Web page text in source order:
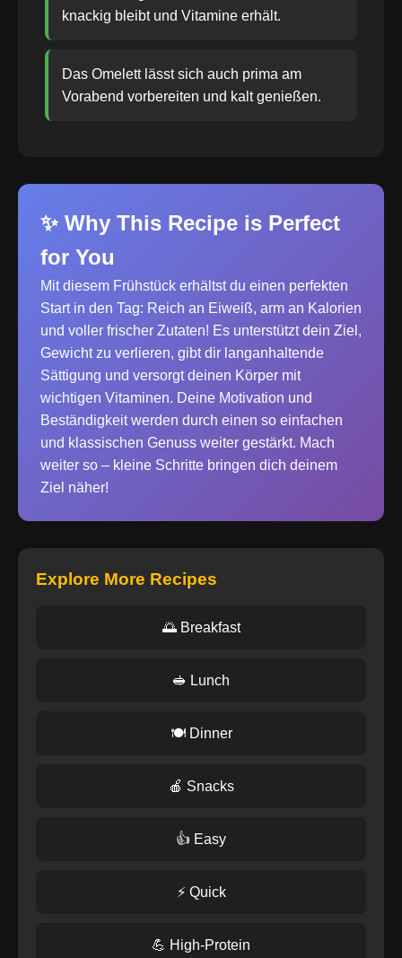
knackig bleibt und Vitamine erhält.
Das Omelett lässt sich auch prima am
Vorabend vorbereiten und kalt genießen.
✨ Why This Recipe is Perfect
for You
Mit diesem Frühstück erhältst du einen perfekten
Start in den Tag: Reich an Eiweiß, arm an Kalorien
und voller frischer Zutaten! Es unterstützt dein Ziel,
Gewicht zu verlieren, gibt dir langanhaltende
Sättigung und versorgt deinen Körper mit
wichtigen Vitaminen. Deine Motivation und
Beständigkeit werden durch einen so einfachen
und klassischen Genuss weiter gestärkt. Mach
weiter so – kleine Schritte bringen dich deinem
Ziel näher!
Explore More Recipes
🌅 Breakfast
🥪 Lunch
🍽️ Dinner
🍎 Snacks
👍 Easy
⚡ Quick
💪 High-Protein